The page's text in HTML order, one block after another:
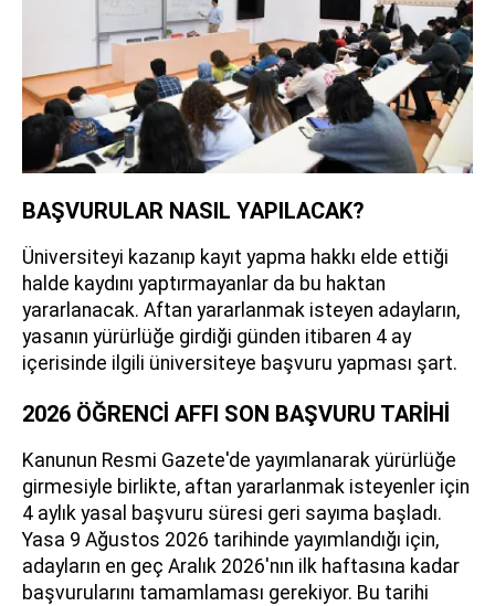
BAŞVURULAR NASIL YAPILACAK?
Üniversiteyi kazanıp kayıt yapma hakkı elde ettiği
halde kaydını yaptırmayanlar da bu haktan
yararlanacak. Aftan yararlanmak isteyen adayların,
yasanın yürürlüğe girdiği günden itibaren 4 ay
içerisinde ilgili üniversiteye başvuru yapması şart.
2026 ÖĞRENCİ AFFI SON BAŞVURU TARİHİ
Kanunun Resmi Gazete'de yayımlanarak yürürlüğe
girmesiyle birlikte, aftan yararlanmak isteyenler için
4 aylık yasal başvuru süresi geri sayıma başladı.
Yasa 9 Ağustos 2026 tarihinde yayımlandığı için,
adayların en geç Aralık 2026'nın ilk haftasına kadar
başvurularını tamamlaması gerekiyor. Bu tarihi